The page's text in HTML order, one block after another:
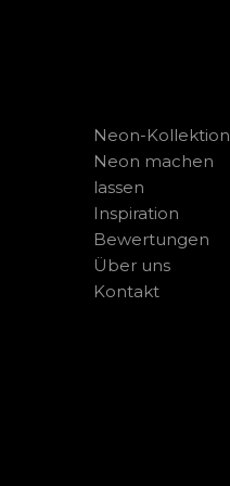
Neon-Kollektion
Neon machen
lassen
Inspiration
Bewertungen
Über uns
Kontakt